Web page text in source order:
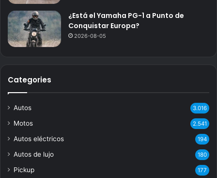
¿Está el Yamaha PG-1 a Punto de
Conquistar Europa?
2026-08-05
Categories
Autos 3.016
Motos 2.541
Autos eléctricos 194
Autos de lujo 180
Pickup 177